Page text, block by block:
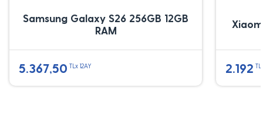
Samsung Galaxy S26 256GB 12GB
RAM
5.367,50 TLx 12AY 2.192